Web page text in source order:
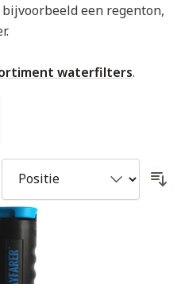
een regenton,
waterfilters.